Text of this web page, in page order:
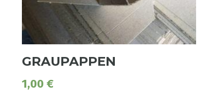
GRAUPAPPEN
1,00 €